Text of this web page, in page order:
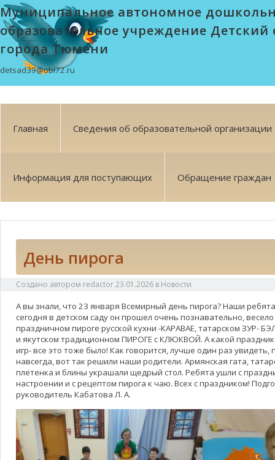
Муниципальное автономное
образовательное учреждение Детский
города Тюмени
detsad39@obl72.ru
Главная Сведения об образовательной организации
Информация для поступающих Обращение граждан
День пирога
Создано автором redactor23.01.2026 в Новости
А вы знали, что 23 января Всемирный день пирога? Наши
сегодня в детском саду он прошел очень познавательно,
праздничном пироге русской кухни -КАРАВАЕ, татарском ЗУР-
и якутском традиционном ПИРОГЕ с КЛЮКВОЙ. А какой
игр- все это тоже было! Как говорится, лучше один раз
навсегда, вот так решили наши родители. Армянская гата,
плетенка и блины украшали щедрый стол. Ребята ушли с
настроении и с рецептом пирога к чаю. Всех с праздником!
руководитель Кабатова Л. А.